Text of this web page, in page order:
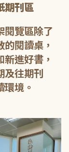
期刊區
閱覽區除了
閱讀桌，
進好書，
及往期刊
境。